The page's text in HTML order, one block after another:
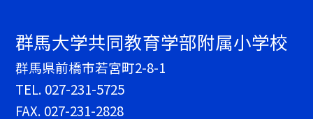
群馬大学共同教育学部附属小学校
群馬県前橋市若宮町2-8-1
TEL. 027-231-5725
FAX. 027-231-2828